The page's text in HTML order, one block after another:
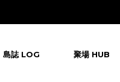
島誌 LOG 聚場 HUB